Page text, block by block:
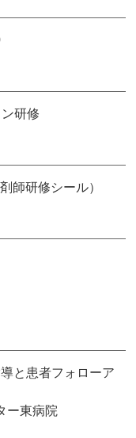
研修
師研修シール）
と患者フォローア
ー東病院